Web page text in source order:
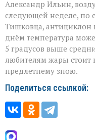
Александр Ильин,
следующей неделе, по
Тишковца, антициклон
днём температура
5 градусов выше
любителям жары стоит
предлетнему зною.
Поделиться ссылкой: